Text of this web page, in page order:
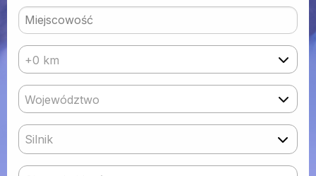
+0 km
Województwo
Silnik